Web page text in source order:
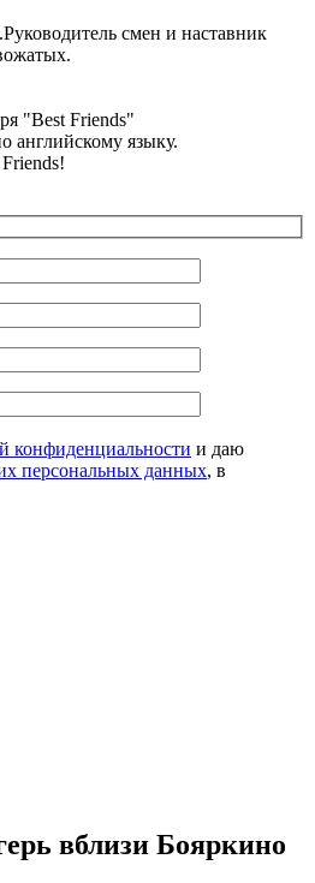
смен и наставник
"Best Friends"
английскому языку.
конфиденциальности и даю
персональных данных, в
вблизи Бояркино